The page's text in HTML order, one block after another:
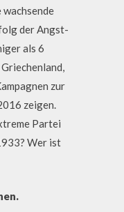
der Angst-
als 6
zur
zeigen.
Partei
Wer ist